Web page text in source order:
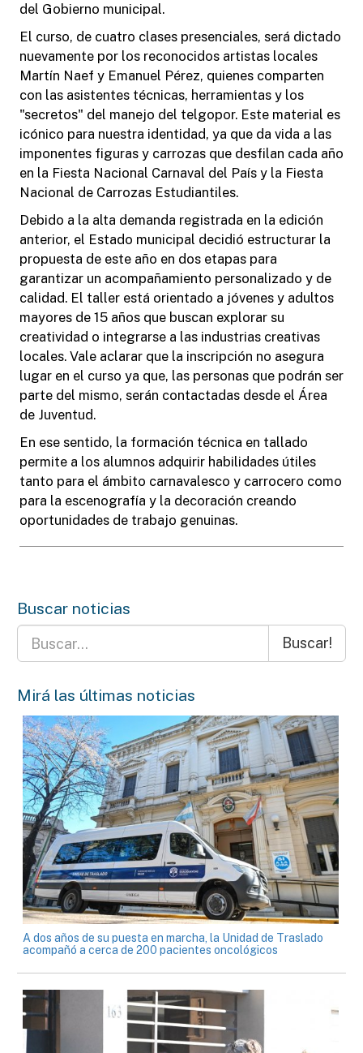
del Gobierno municipal.
El curso, de cuatro clases presenciales, será dictado
nuevamente por los reconocidos artistas locales
Martín Naef y Emanuel Pérez, quienes comparten
con las asistentes técnicas, herramientas y los
"secretos" del manejo del telgopor. Este material es
icónico para nuestra identidad, ya que da vida a las
imponentes figuras y carrozas que desfilan cada año
en la Fiesta Nacional Carnaval del País y la Fiesta
Nacional de Carrozas Estudiantiles.
Debido a la alta demanda registrada en la edición
anterior, el Estado municipal decidió estructurar la
propuesta de este año en dos etapas para
garantizar un acompañamiento personalizado y de
calidad. El taller está orientado a jóvenes y adultos
mayores de 15 años que buscan explorar su
creatividad o integrarse a las industrias creativas
locales. Vale aclarar que la inscripción no asegura
lugar en el curso ya que, las personas que podrán ser
parte del mismo, serán contactadas desde el Área
de Juventud.
En ese sentido, la formación técnica en tallado
permite a los alumnos adquirir habilidades útiles
tanto para el ámbito carnavalesco y carrocero como
para la escenografía y la decoración creando
oportunidades de trabajo genuinas.
Buscar noticias
Buscar!
Mirá las últimas noticias
A dos años de su puesta en marcha, la Unidad de Traslado
acompañó a cerca de 200 pacientes oncológicos